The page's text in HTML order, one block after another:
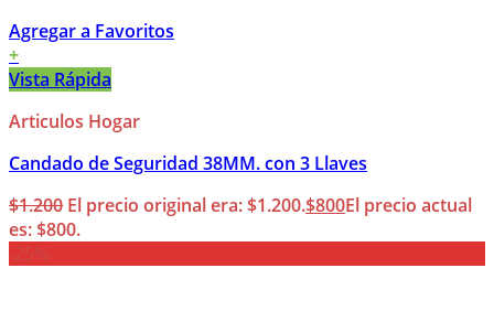
Agregar a Favoritos
+
Vista Rápida
Articulos Hogar
Candado de Seguridad 38MM. con 3 Llaves
$1.200 El precio original era: $1.200.$800El precio actual
es: $800.